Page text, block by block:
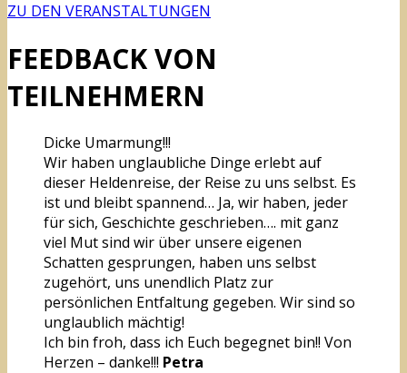
ZU DEN VERANSTALTUNGEN
FEEDBACK VON
TEILNEHMERN
Dicke Umarmung!!!
Wir haben unglaubliche Dinge erlebt auf
dieser Heldenreise, der Reise zu uns selbst. Es
ist und bleibt spannend… Ja, wir haben, jeder
für sich, Geschichte geschrieben…. mit ganz
viel Mut sind wir über unsere eigenen
Schatten gesprungen, haben uns selbst
zugehört, uns unendlich Platz zur
persönlichen Entfaltung gegeben. Wir sind so
unglaublich mächtig!
Ich bin froh, dass ich Euch begegnet bin!! Von
Herzen – danke!!! Petra